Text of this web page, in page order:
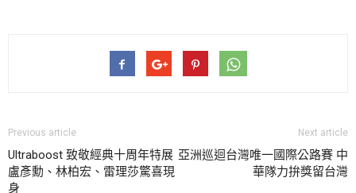
Previous article
Ultraboost 致敬經典十周年特展
盧彥勳、林柏宏、雷理莎驚喜現
身
Next article
亞洲巡迴台灣唯一國際公路賽 中
華隊力拚獎留台灣